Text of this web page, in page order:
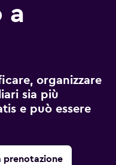
a
organizzare
sia più
e può essere
prenotazione